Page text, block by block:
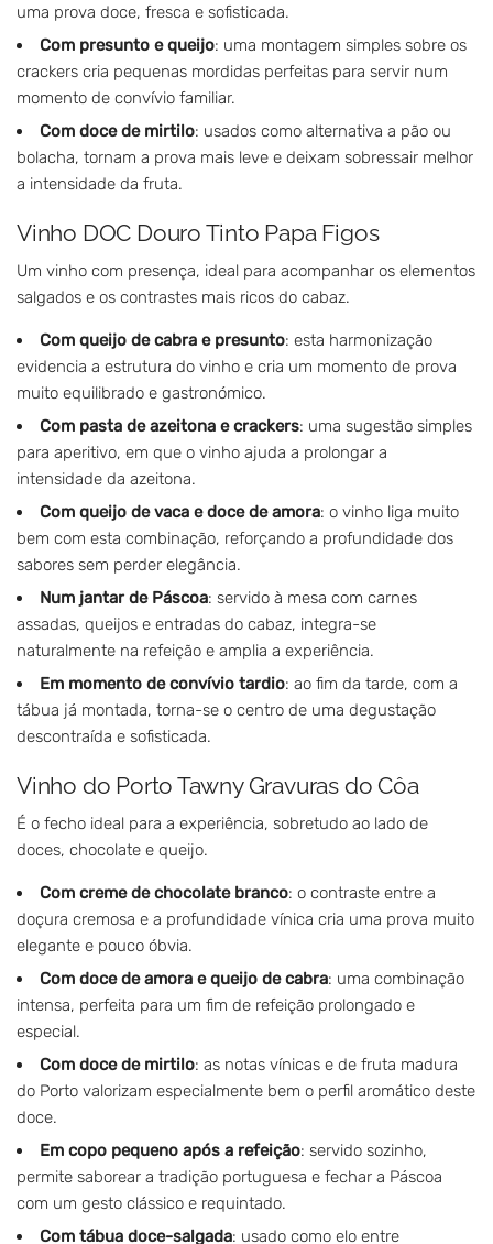
uma prova doce, fresca e sofisticada.
Com presunto e queijo: uma montagem simples sobre os
crackers cria pequenas mordidas perfeitas para servir num
momento de convívio familiar.
Com doce de mirtilo: usados como alternativa a pão ou
bolacha, tornam a prova mais leve e deixam sobressair melhor
a intensidade da fruta.
Vinho DOC Douro Tinto Papa Figos
Um vinho com presença, ideal para acompanhar os elementos
salgados e os contrastes mais ricos do cabaz.
Com queijo de cabra e presunto: esta harmonização
evidencia a estrutura do vinho e cria um momento de prova
muito equilibrado e gastronómico.
Com pasta de azeitona e crackers: uma sugestão simples
para aperitivo, em que o vinho ajuda a prolongar a
intensidade da azeitona.
Com queijo de vaca e doce de amora: o vinho liga muito
bem com esta combinação, reforçando a profundidade dos
sabores sem perder elegância.
Num jantar de Páscoa: servido à mesa com carnes
assadas, queijos e entradas do cabaz, integra-se
naturalmente na refeição e amplia a experiência.
Em momento de convívio tardio: ao fim da tarde, com a
tábua já montada, torna-se o centro de uma degustação
descontraída e sofisticada.
Vinho do Porto Tawny Gravuras do Côa
É o fecho ideal para a experiência, sobretudo ao lado de
doces, chocolate e queijo.
Com creme de chocolate branco: o contraste entre a
doçura cremosa e a profundidade vínica cria uma prova muito
elegante e pouco óbvia.
Com doce de amora e queijo de cabra: uma combinação
intensa, perfeita para um fim de refeição prolongado e
especial.
Com doce de mirtilo: as notas vínicas e de fruta madura
do Porto valorizam especialmente bem o perfil aromático deste
doce.
Em copo pequeno após a refeição: servido sozinho,
permite saborear a tradição portuguesa e fechar a Páscoa
com um gesto clássico e requintado.
Com tábua doce-salgada: usado como elo entre